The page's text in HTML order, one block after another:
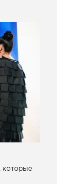
которые